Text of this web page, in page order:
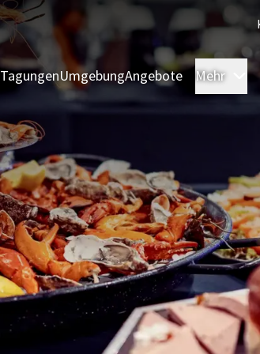
TagungenUmgebungAngebote Mehr